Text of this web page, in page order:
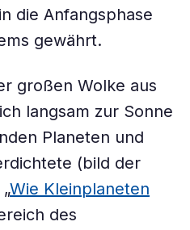
die Anfangsphase
gewährt.
großen Wolke aus
langsam zur Sonne
Planeten und
(bild der
Wie Kleinplaneten
des